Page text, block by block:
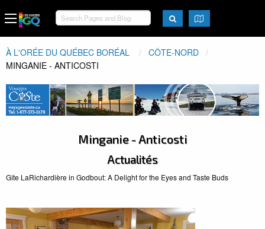
À L'ORÉE DU QUÉBEC BORÉAL
CÔTE-NORD
ACTUEL:
MINGANIE - ANTICOSTI
Minganie - Anticosti
Actualités
Gîte LaRichardière in Godbout: A Delight for the Eyes and Taste Buds